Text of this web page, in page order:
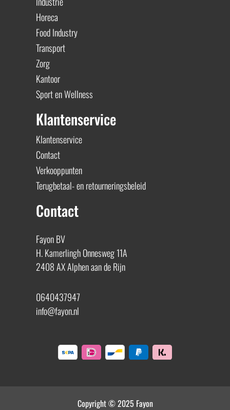
Horeca
Food Industry
Transport
Zorg
Kantoor
Sport en Wellness
Klantenservice
Klantenservice
Contact
Verkooppunten
Terugbetaal- en retourneringsbeleid
Contact
Fayon BV
H. Kamerlingh Onnesweg 11A
2408 AX Alphen aan de Rijn
0640437947
info@fayon.nl
Copyright © 2025 Fayon